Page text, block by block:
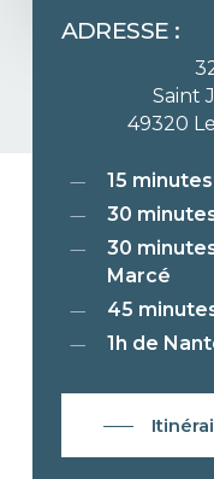
ADRESSE :
Saint
49320
15
30
30
Marcé
45
1h de